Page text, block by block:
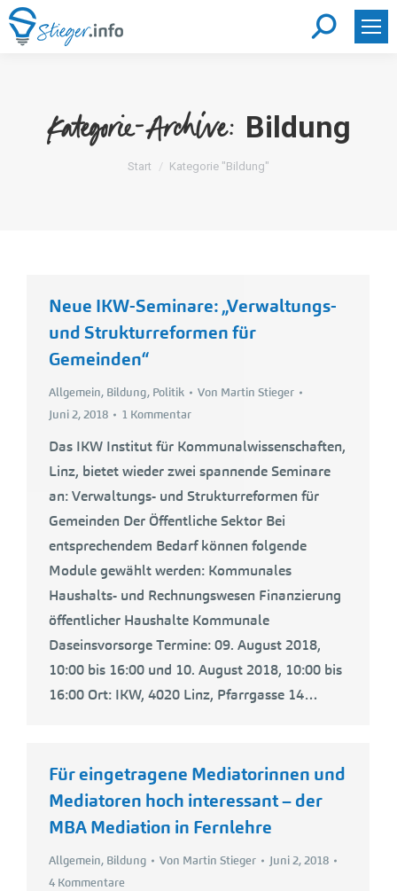
Search:
Kategorie-Archive: Bildung
Sie befinden sich hier:
Start Kategorie "Bildung"
Neue IKW-Seminare: „Verwaltungs-
und Strukturreformen für
Gemeinden“
Allgemein, Bildung, Politik Von Martin Stieger
Juni 2, 2018
1 Kommentar
Das IKW Institut für Kommunalwissenschaften,
Linz, bietet wieder zwei spannende Seminare
an: Verwaltungs- und Strukturreformen für
Gemeinden Der Öffentliche Sektor Bei
entsprechendem Bedarf können folgende
Module gewählt werden: Kommunales
Haushalts- und Rechnungswesen Finanzierung
öffentlicher Haushalte Kommunale
Daseinsvorsorge Termine: 09. August 2018,
10:00 bis 16:00 und 10. August 2018, 10:00 bis
16:00 Ort: IKW, 4020 Linz, Pfarrgasse 14…
Für eingetragene Mediatorinnen und
Mediatoren hoch interessant – der
MBA Mediation in Fernlehre
Allgemein, Bildung Von Martin Stieger
Juni 2, 2018
4 Kommentare